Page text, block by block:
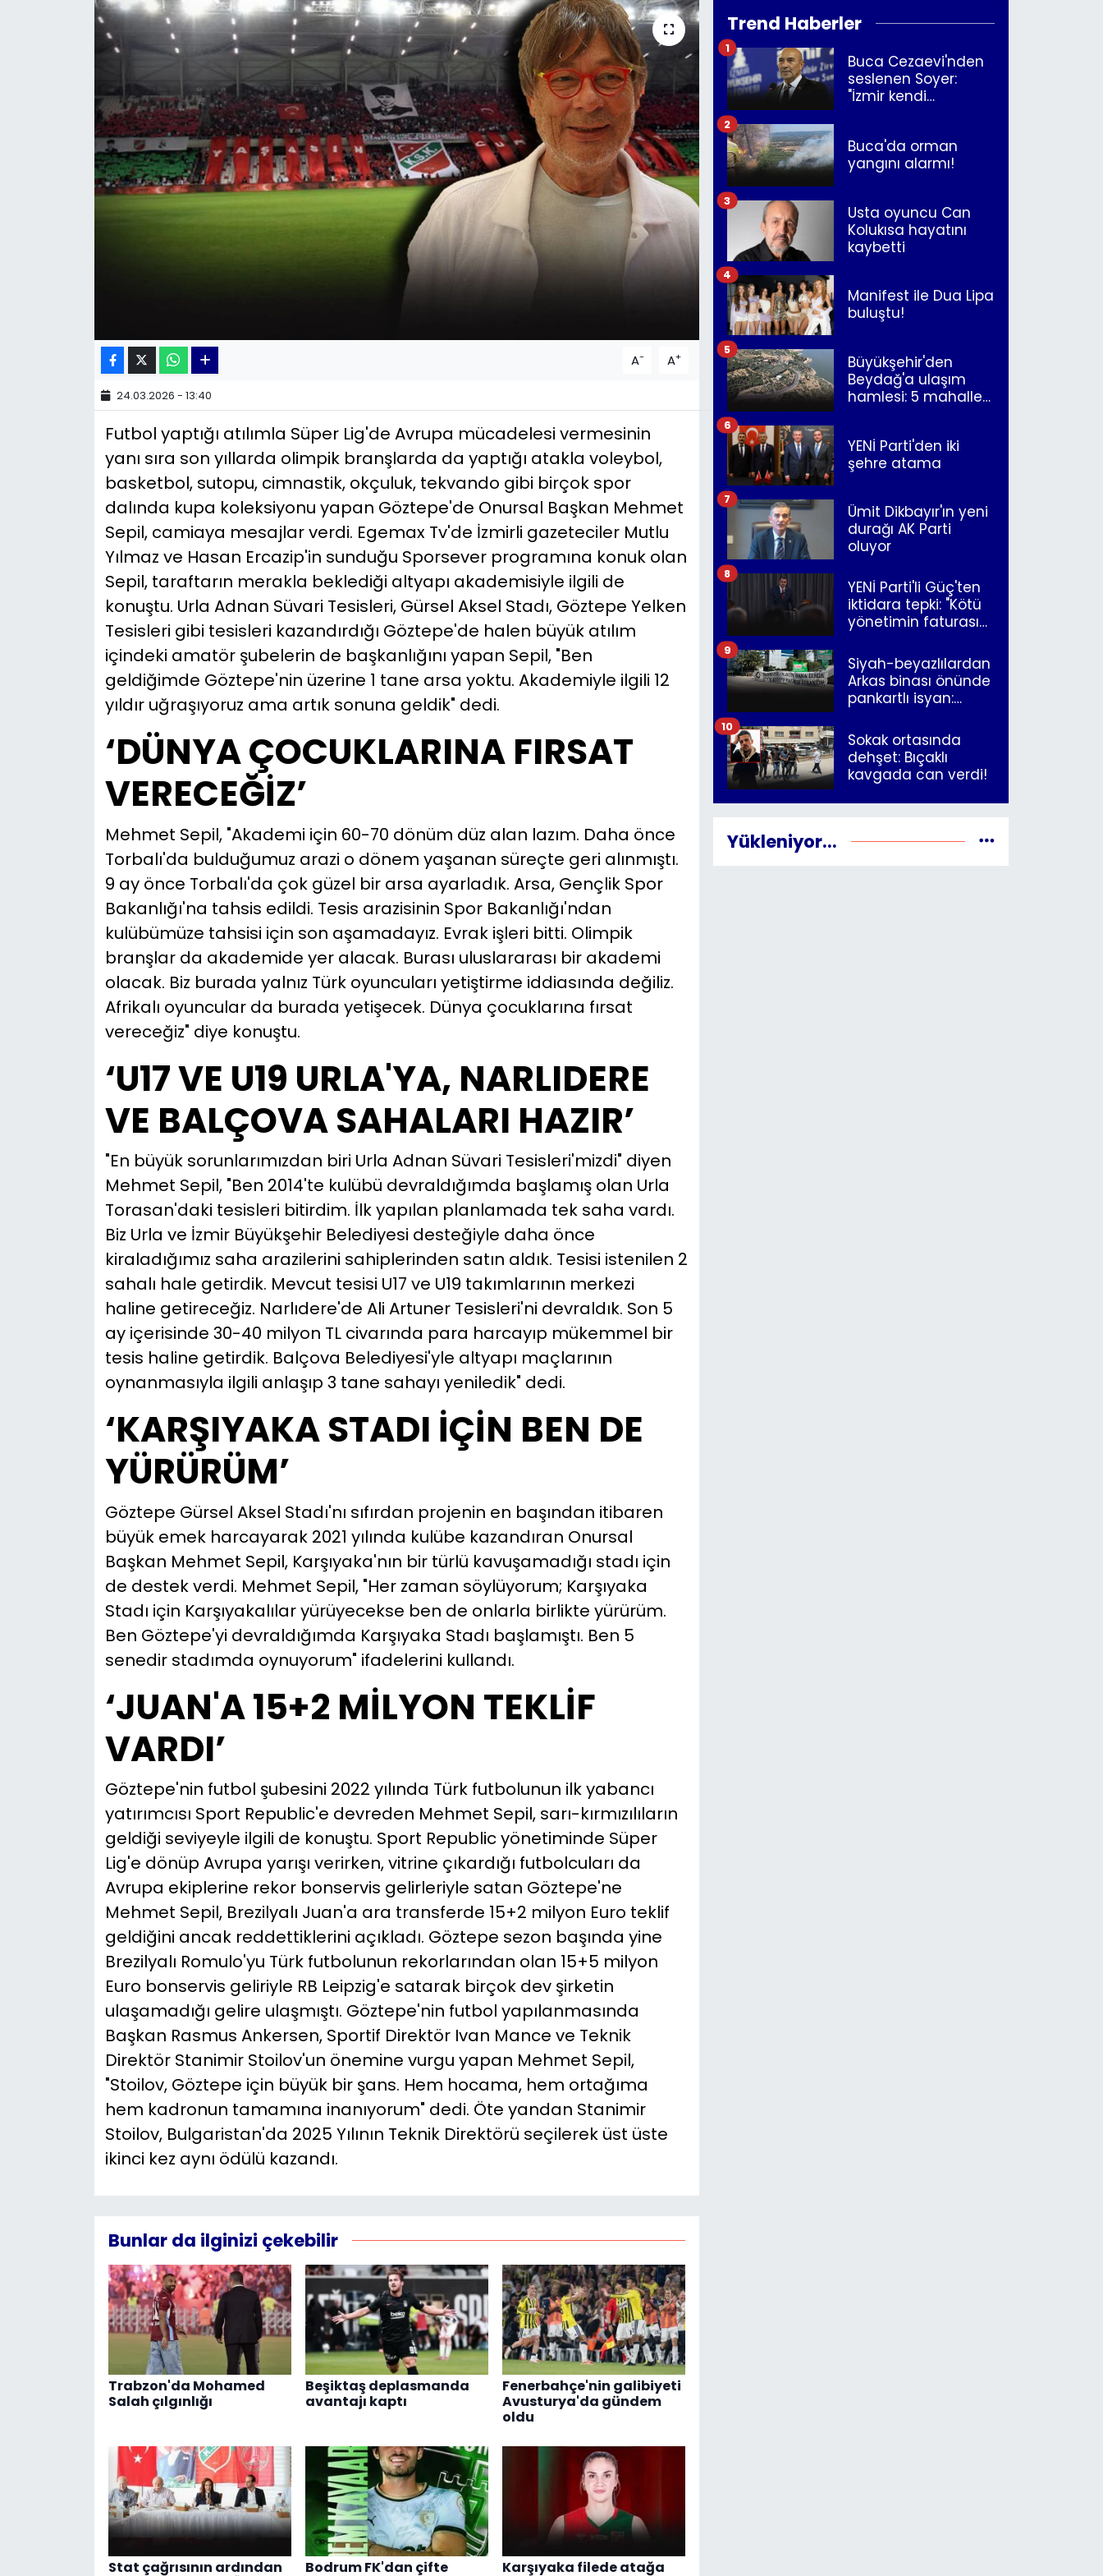
A- A+
24.03.2026 - 13:40
Futbol yaptığı atılımla Süper Lig'de Avrupa mücadelesi vermesinin
yanı sıra son yıllarda olimpik branşlarda da yaptığı atakla voleybol,
basketbol, sutopu, cimnastik, okçuluk, tekvando gibi birçok spor
dalında kupa koleksiyonu yapan Göztepe'de Onursal Başkan Mehmet
Sepil, camiaya mesajlar verdi. Egemax Tv'de İzmirli gazeteciler Mutlu
Yılmaz ve Hasan Ercazip'in sunduğu Sporsever programına konuk olan
Sepil, taraftarın merakla beklediği altyapı akademisiyle ilgili de
konuştu. Urla Adnan Süvari Tesisleri, Gürsel Aksel Stadı, Göztepe Yelken
Tesisleri gibi tesisleri kazandırdığı Göztepe'de halen büyük atılım
içindeki amatör şubelerin de başkanlığını yapan Sepil, "Ben
geldiğimde Göztepe'nin üzerine 1 tane arsa yoktu. Akademiyle ilgili 12
yıldır uğraşıyoruz ama artık sonuna geldik" dedi.
‘DÜNYA ÇOCUKLARINA FIRSAT
VERECEĞİZ’
Mehmet Sepil, "Akademi için 60-70 dönüm düz alan lazım. Daha önce
Torbalı'da bulduğumuz arazi o dönem yaşanan süreçte geri alınmıştı.
9 ay önce Torbalı'da çok güzel bir arsa ayarladık. Arsa, Gençlik Spor
Bakanlığı'na tahsis edildi. Tesis arazisinin Spor Bakanlığı'ndan
kulübümüze tahsisi için son aşamadayız. Evrak işleri bitti. Olimpik
branşlar da akademide yer alacak. Burası uluslararası bir akademi
olacak. Biz burada yalnız Türk oyuncuları yetiştirme iddiasında değiliz.
Afrikalı oyuncular da burada yetişecek. Dünya çocuklarına fırsat
vereceğiz" diye konuştu.
‘U17 VE U19 URLA'YA, NARLIDERE
VE BALÇOVA SAHALARI HAZIR’
"En büyük sorunlarımızdan biri Urla Adnan Süvari Tesisleri'mizdi" diyen
Mehmet Sepil, "Ben 2014'te kulübü devraldığımda başlamış olan Urla
Torasan'daki tesisleri bitirdim. İlk yapılan planlamada tek saha vardı.
Biz Urla ve İzmir Büyükşehir Belediyesi desteğiyle daha önce
kiraladığımız saha arazilerini sahiplerinden satın aldık. Tesisi istenilen 2
sahalı hale getirdik. Mevcut tesisi U17 ve U19 takımlarının merkezi
haline getireceğiz. Narlıdere'de Ali Artuner Tesisleri'ni devraldık. Son 5
ay içerisinde 30-40 milyon TL civarında para harcayıp mükemmel bir
tesis haline getirdik. Balçova Belediyesi'yle altyapı maçlarının
oynanmasıyla ilgili anlaşıp 3 tane sahayı yeniledik" dedi.
‘KARŞIYAKA STADI İÇİN BEN DE
YÜRÜRÜM’
Göztepe Gürsel Aksel Stadı'nı sıfırdan projenin en başından itibaren
büyük emek harcayarak 2021 yılında kulübe kazandıran Onursal
Başkan Mehmet Sepil, Karşıyaka'nın bir türlü kavuşamadığı stadı için
de destek verdi. Mehmet Sepil, "Her zaman söylüyorum; Karşıyaka
Stadı için Karşıyakalılar yürüyecekse ben de onlarla birlikte yürürüm.
Ben Göztepe'yi devraldığımda Karşıyaka Stadı başlamıştı. Ben 5
senedir stadımda oynuyorum" ifadelerini kullandı.
‘JUAN'A 15+2 MİLYON TEKLİF
VARDI’
Göztepe'nin futbol şubesini 2022 yılında Türk futbolunun ilk yabancı
yatırımcısı Sport Republic'e devreden Mehmet Sepil, sarı-kırmızılıların
geldiği seviyeyle ilgili de konuştu. Sport Republic yönetiminde Süper
Lig'e dönüp Avrupa yarışı verirken, vitrine çıkardığı futbolcuları da
Avrupa ekiplerine rekor bonservis gelirleriyle satan Göztepe'ne
Mehmet Sepil, Brezilyalı Juan'a ara transferde 15+2 milyon Euro teklif
geldiğini ancak reddettiklerini açıkladı. Göztepe sezon başında yine
Brezilyalı Romulo'yu Türk futbolunun rekorlarından olan 15+5 milyon
Euro bonservis geliriyle RB Leipzig'e satarak birçok dev şirketin
ulaşamadığı gelire ulaşmıştı. Göztepe'nin futbol yapılanmasında
Başkan Rasmus Ankersen, Sportif Direktör Ivan Mance ve Teknik
Direktör Stanimir Stoilov'un önemine vurgu yapan Mehmet Sepil,
"Stoilov, Göztepe için büyük bir şans. Hem hocama, hem ortağıma
hem kadronun tamamına inanıyorum" dedi. Öte yandan Stanimir
Stoilov, Bulgaristan'da 2025 Yılının Teknik Direktörü seçilerek üst üste
ikinci kez aynı ödülü kazandı.
Bunlar da ilginizi çekebilir
Trabzon'da Mohamed
Salah çılgınlığı
Beşiktaş deplasmanda
avantajı kaptı
Fenerbahçe'nin galibiyeti
Avusturya'da gündem
oldu
Stat çağrısının ardından
Bodrum FK'dan çifte
Karşıyaka filede atağa
Trend Haberler
Buca Cezaevi'nden
seslenen Soyer:
"İzmir kendi
1
Buca'da orman
yangını alarmı!
2
Usta oyuncu Can
Kolukısa hayatını
kaybetti
3
Manifest ile Dua Lipa
buluştu!
4
Büyükşehir'den
Beydağ'a ulaşım
hamlesi: 5 mahalle
5
YENİ Parti'den iki
şehre atama
6
Ümit Dikbayır'ın yeni
durağı AK Parti
oluyor
7
YENİ Parti'li Güç'ten
iktidara tepki: "Kötü
yönetimin faturasını
8
Siyah-beyazlılardan
Arkas binası önünde
pankartlı isyan:
İzmir"
9
Sokak ortasında
dehşet: Bıçaklı
kavgada can verdi!
10
Yükleniyor...
KÜLTÜR SANAT
POLİTİKA
SAĞLIK
Siyaset
YEREL POLİTİKA
YEREL YÖNETİMLER